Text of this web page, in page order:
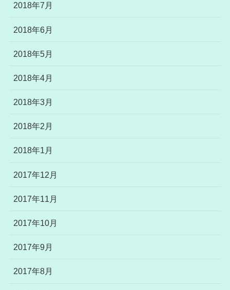
2018年7月
2018年6月
2018年5月
2018年4月
2018年3月
2018年2月
2018年1月
2017年12月
2017年11月
2017年10月
2017年9月
2017年8月